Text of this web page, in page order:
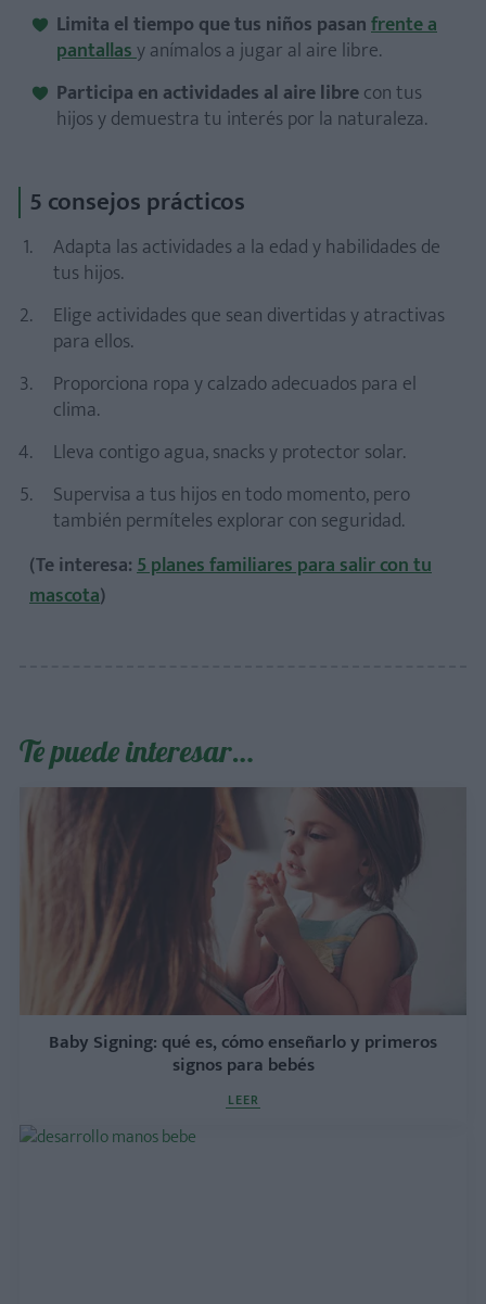
Limita el tiempo que tus niños pasanfrente a
pantallasy anímalos a jugar al aire libre.
Participa en actividades al aire librecon tus
hijos y demuestra tu interés por la naturaleza.
5 consejos prácticos
Adapta las actividades a la edad y habilidades de
tus hijos.
Elige actividades que sean divertidas y atractivas
para ellos.
Proporciona ropa y calzado adecuados para el
clima.
Lleva contigo agua, snacks y protector solar.
Supervisa a tus hijos en todo momento, pero
también permíteles explorar con seguridad.
(Te interesa:5 planes familiares para salir con tu
mascota)
Te puede interesar…
Baby Signing: qué es, cómo enseñarlo y primeros
signos para bebés
LEER